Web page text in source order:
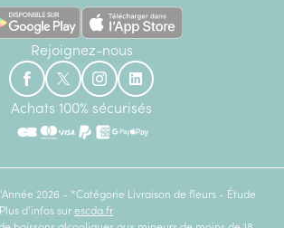
Rejoignez-nous
Achats 100% sécurisés
2026 - *Catégorie Livraison de fleurs - Étude
d'infos sur escda.fr